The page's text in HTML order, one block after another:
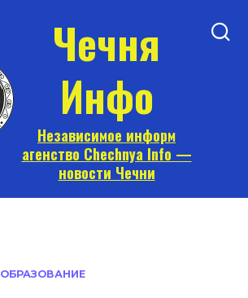
Чечня
Инфо
Независимое информ
агенство Chechnya Info —
новости Чечни
ОБРАЗОВАНИЕ